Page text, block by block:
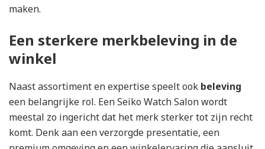
maken.
Een sterkere merkbeleving in de
winkel
Naast assortiment en expertise speelt ook beleving
een belangrijke rol. Een Seiko Watch Salon wordt
meestal zo ingericht dat het merk sterker tot zijn recht
komt. Denk aan een verzorgde presentatie, een